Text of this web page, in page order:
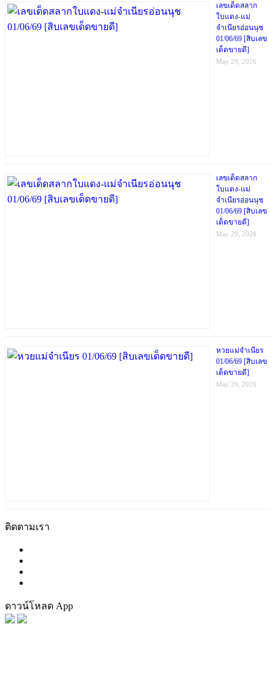
เลขเด็ดสลาก
ใบแดง-แม่
จำเนียรอ่อนนุช
01/06/69 [สิบเลข
เด็ดขายดี]
May 29, 2026
เลขเด็ดสลาก
ใบแดง-แม่
จำเนียรอ่อนนุช
01/06/69 [สิบเลข
เด็ดขายดี]
May 29, 2026
หวยแม่จำเนียร
01/06/69 [สิบเลข
เด็ดขายดี]
May 29, 2026
ติดตามเรา
ดาวน์โหลด App